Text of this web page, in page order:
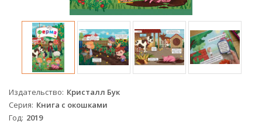
Издательство Кристалл Бук
Серия Книга с окошками
Год 2019